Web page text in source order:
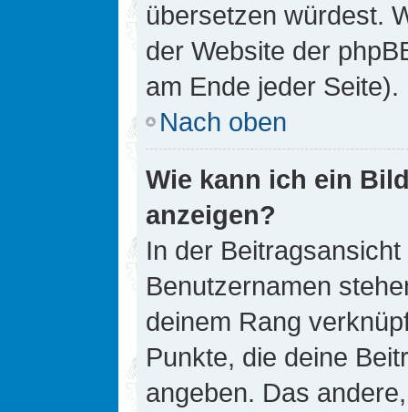
übersetzen würdest.
der Website der
am Ende jeder Seite).
Nach oben
Wie kann ich ein
anzeigen?
In der
Benutzernamen
deinem Rang
Punkte, die deine
angeben. Das